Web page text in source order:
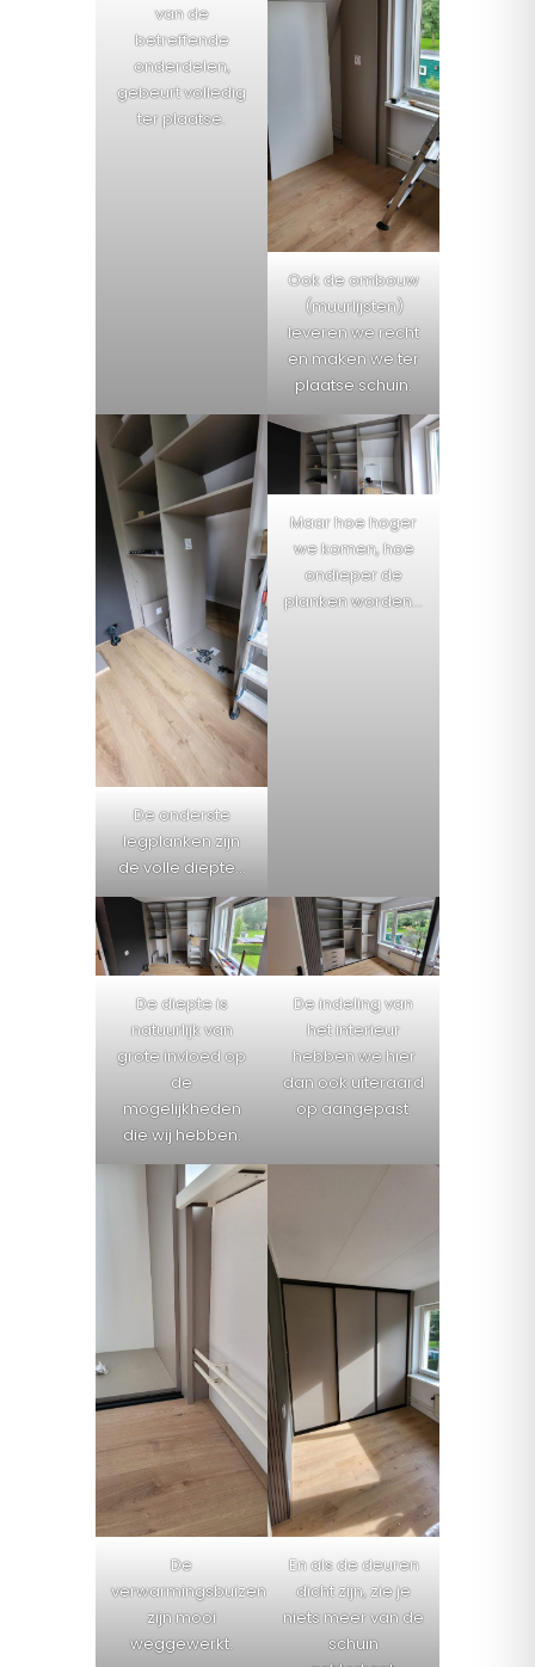
van de
betreffende
onderdelen,
gebeurt volledig
ter plaatse.
Ook de ombouw
(muurlijsten)
leveren we recht
en maken we ter
plaatse schuin.
De onderste
legplanken zijn
de volle diepte…
Maar hoe hoger
we komen, hoe
ondieper de
planken worden…
De diepte is
natuurlijk van
grote invloed op
de
mogelijkheden
die wij hebben.
De indeling van
het interieur
hebben we hier
dan ook uiteraard
op aangepast.
De
verwarmingsbuizen
zijn mooi
weggewerkt.
En als de deuren
dicht zijn, zie je
niets meer van de
schuin